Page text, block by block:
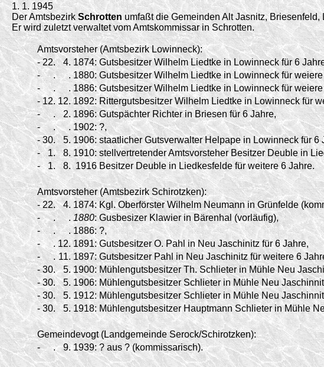
1. 1. 1945
Der Amtsbezirk Schrotten umfaßt die Gemeinden Alt Jasnitz,
Er wird zuletzt verwaltet vom Amtskommissar in Schrotten.
Amtsvorsteher (Amtsbezirk Lowinneck):
- 22. 4. 1874: Gutsbesitzer Wilhelm Liedtke in Lowinneck für 6
-
. . 1880: Gutsbesitzer Wilhelm Liedtke in Lowinneck für
-
. . 1886: Gutsbesitzer Wilhelm Liedtke in Lowinneck für weiere
- 12. 12. 1892: Rittergutsbesitzer Wilhelm Liedtke in Lowinneck für
-
. 2. 1896: Gutspächter Richter in Briesen für 6 Jahre,
-
. . 1902: ?,
- 30. 5. 1906: staatlicher Gutsverwalter Helpape in Lowinneck für 6
-
1. 8. 1910: stellvertretender Amtsvorsteher Besitzer Deuble in
-
1. 8. 1916 Besitzer Deuble in Liedkesfelde für weitere 6 Jahre.
Amtsvorsteher (Amtsbezirk Schirotzken):
- 22. 4. 1874: Kgl. Oberförster Wilhelm Neumann in Grünfelde
-
. . 1880: Gusbesizer Klawier in Bärenhal (vorläufig),
-
. . 1886: ?,
-
. 12. 1891: Gutsbesitzer O. Pahl in Neu Jaschinitz für 6 Jahre,
-
. 11. 1897: Gutsbesitzer Pahl in Neu Jaschinitz für weitere 6
- 30. 5. 1900: Mühlengutsbesitzer Th. Schlieter in Mühle Neu
- 30. 5. 1906: Mühlengutsbesitzer Schlieter in Mühle Neu
- 30. 5. 1912: Mühlengutsbesitzer Schlieter in Mühle Neu
- 30. 5. 1918: Mühlengutsbesitzer Hauptmann Schlieter in Mühle
Gemeindevogt (Landgemeinde Serock/Schirotzken):
-
. 9. 1939: ? aus ? (kommissarisch).